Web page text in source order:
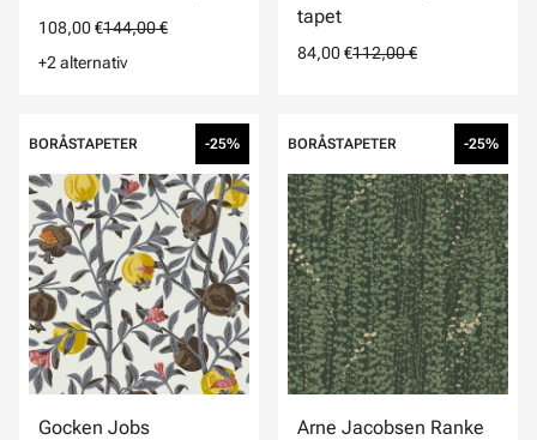
108,00 €144,00 €
+2 alternativ
tapet
84,00 €112,00 €
BORÅSTAPETER -25%
Gocken Jobs
BORÅSTAPETER -25%
Arne Jacobsen Ranke